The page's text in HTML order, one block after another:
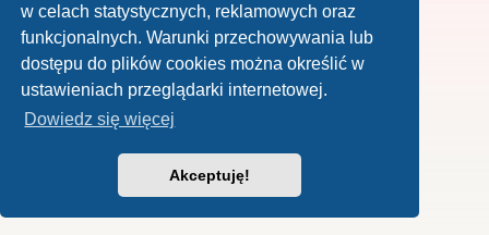
w celach statystycznych, reklamowych oraz
funkcjonalnych. Warunki przechowywania lub
dostępu do plików cookies można określić w
ustawieniach przeglądarki internetowej.
Dowiedz się więcej
Akceptuję!